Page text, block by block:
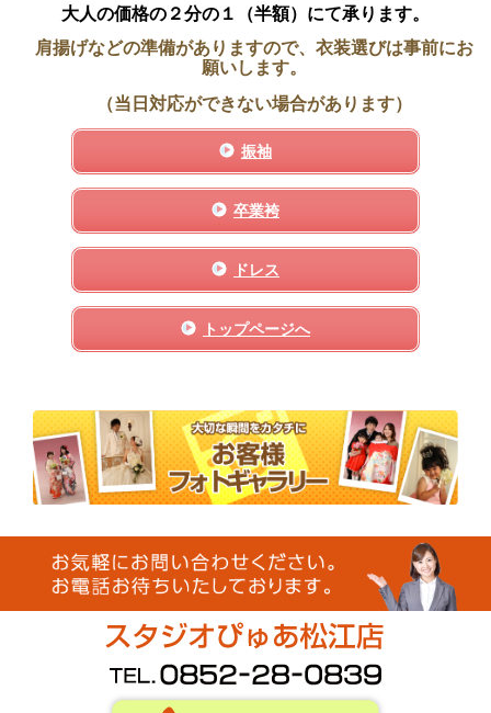
大人の価格の ２分の１（半額）にて承ります。
肩揚げなどの準備がありますので、衣装選びは事前にお
願いします。
（当日対応ができない場合があります）
振袖
卒業袴
ドレス
トップページへ